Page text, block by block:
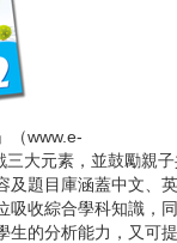
（www.e-
大元素，並鼓勵親
及題目庫涵蓋中文、英
吸收綜合學科知識，同
生的分析能力，又可提